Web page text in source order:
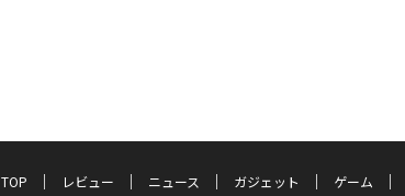
TOP レビュー ニュース ガジェット ゲーム